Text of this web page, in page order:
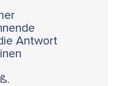
Antwort